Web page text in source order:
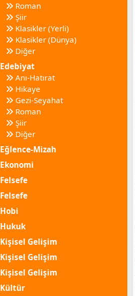
Roman
Şiir
Klasikler (Yerli)
Klasikler (Dünya)
Diğer
Edebiyat
Anı-Hatırat
Hikaye
Gezi-Seyahat
Roman
Şiir
Diğer
Eğlence-Mizah
Ekonomi
Felsefe
Felsefe
Hobi
Hukuk
Kişisel Gelişim
Kişisel Gelişim
Kişisel Gelişim
Kültür